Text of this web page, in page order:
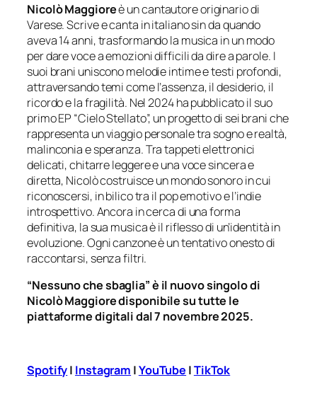
Nicolò Maggioreè un cantautore originario di
Varese. Scrive e canta in italiano sin da quando
aveva 14 anni, trasformando la musica in un modo
per dare voce a emozioni difficili da dire a parole. I
suoi brani uniscono melodie intime e testi profondi,
attraversando temi come l’assenza, il desiderio, il
ricordo e la fragilità. Nel 2024 ha pubblicato il suo
primo EP “Cielo Stellato”, un progetto di sei brani che
rappresenta un viaggio personale tra sogno e realtà,
malinconia e speranza. Tra tappeti elettronici
delicati, chitarre leggere e una voce sincera e
diretta, Nicolò costruisce un mondo sonoro in cui
riconoscersi, in bilico tra il pop emotivo e l’indie
introspettivo. Ancora in cerca di una forma
definitiva, la sua musica è il riflesso di un’identità in
evoluzione. Ogni canzone è un tentativo onesto di
raccontarsi, senza filtri.
“Nessuno che sbaglia” è il nuovo singolo di
Nicolò Maggiore disponibile su tutte le
piattaforme digitali dal 7 novembre 2025.
Spotify| Instagram |YouTube |TikTok